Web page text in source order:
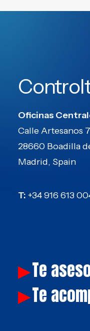
Oficinas
Calle Artesanos 7
28660 Boadilla
Madrid, Spain
T: +34 916 613
▶Te
▶Te